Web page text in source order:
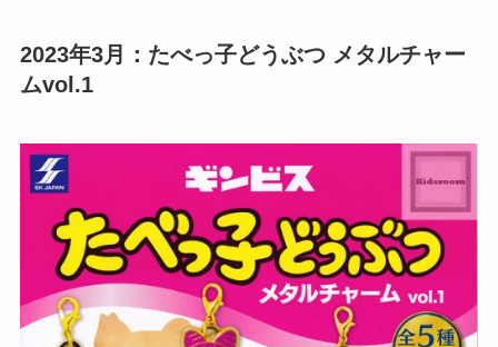
2023年3月：たべっ子どうぶつ メタルチャー
ムvol.1